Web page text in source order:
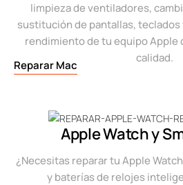
limpieza de ventiladores,
sustitución de pantallas, teclados
rendimiento de tu equipo Apple
calidad.
Reparar Mac
Apple Watch y
¿Necesitas reparar tu Apple
y baterías de relojes